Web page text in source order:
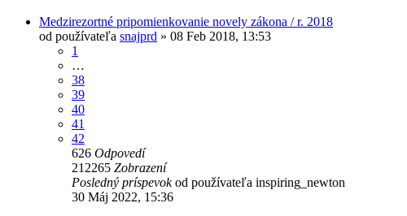
Medzirezortné pripomienkovanie novely zákona / r. 2018
od používateľa snajprd » 08 Feb 2018, 13:53
1
…
38
39
40
41
42
626 Odpovedí
212265 Zobrazení
Posledný príspevokod používateľa inspiring_newton
30 Máj 2022, 15:36